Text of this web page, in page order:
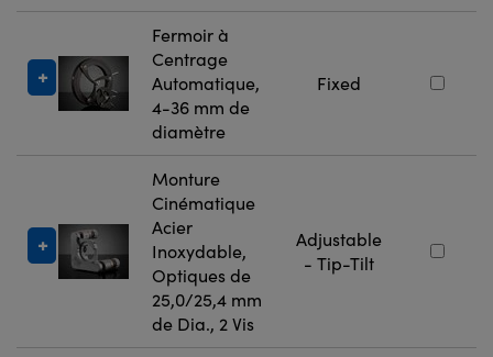
Fermoir à
Centrage
Automatique,
4-36 mm de
diamètre
Fixed
Monture
Cinématique
Acier
Inoxydable,
Optiques de
25,0/25,4 mm
de Dia., 2 Vis
Adjustable
- Tip-Tilt